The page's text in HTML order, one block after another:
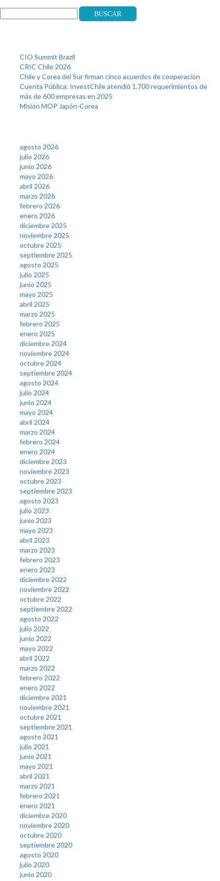
Buscar
CIO Summit Brazil
CRIC Chile 2026
Chile y Corea del Sur firman cinco acuerdos de cooperación
Cuenta Pública: InvestChile atendió 1.700 requerimientos de
más de 600 empresas en 2025
Misión MOP Japón-Corea
agosto 2026
julio 2026
junio 2026
mayo 2026
abril 2026
marzo 2026
febrero 2026
enero 2026
diciembre 2025
noviembre 2025
octubre 2025
septiembre 2025
agosto 2025
julio 2025
junio 2025
mayo 2025
abril 2025
marzo 2025
febrero 2025
enero 2025
diciembre 2024
noviembre 2024
octubre 2024
septiembre 2024
agosto 2024
julio 2024
junio 2024
mayo 2024
abril 2024
marzo 2024
febrero 2024
enero 2024
diciembre 2023
noviembre 2023
octubre 2023
septiembre 2023
agosto 2023
julio 2023
junio 2023
mayo 2023
abril 2023
marzo 2023
febrero 2023
enero 2023
diciembre 2022
noviembre 2022
octubre 2022
septiembre 2022
agosto 2022
julio 2022
junio 2022
mayo 2022
abril 2022
marzo 2022
febrero 2022
enero 2022
diciembre 2021
noviembre 2021
octubre 2021
septiembre 2021
agosto 2021
julio 2021
junio 2021
mayo 2021
abril 2021
marzo 2021
febrero 2021
enero 2021
diciembre 2020
noviembre 2020
octubre 2020
septiembre 2020
agosto 2020
julio 2020
junio 2020